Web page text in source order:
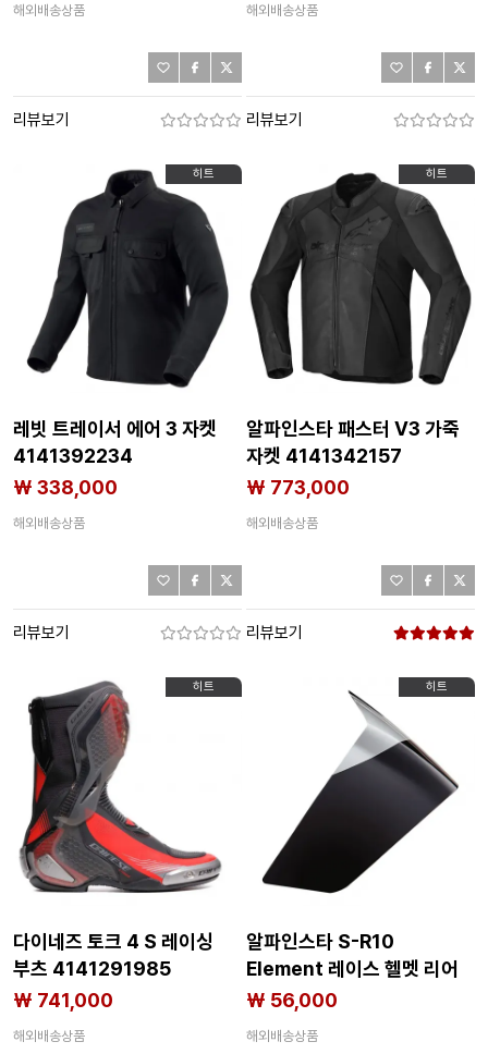
해외배송상품
리뷰보기
해외배송상품
리뷰보기
히트
레빗 트레이서 에어 3 자켓
4141392234
₩ 338,000
해외배송상품
리뷰보기
히트
알파인스타 패스터 V3 가죽
자켓 4141342157
₩ 773,000
해외배송상품
리뷰보기
히트
다이네즈 토크 4 S 레이싱
부츠 4141291985
₩ 741,000
해외배송상품
히트
알파인스타 S-R10
Element 레이스 헬멧 리어
스포일러 4140721956
₩ 56,000
해외배송상품